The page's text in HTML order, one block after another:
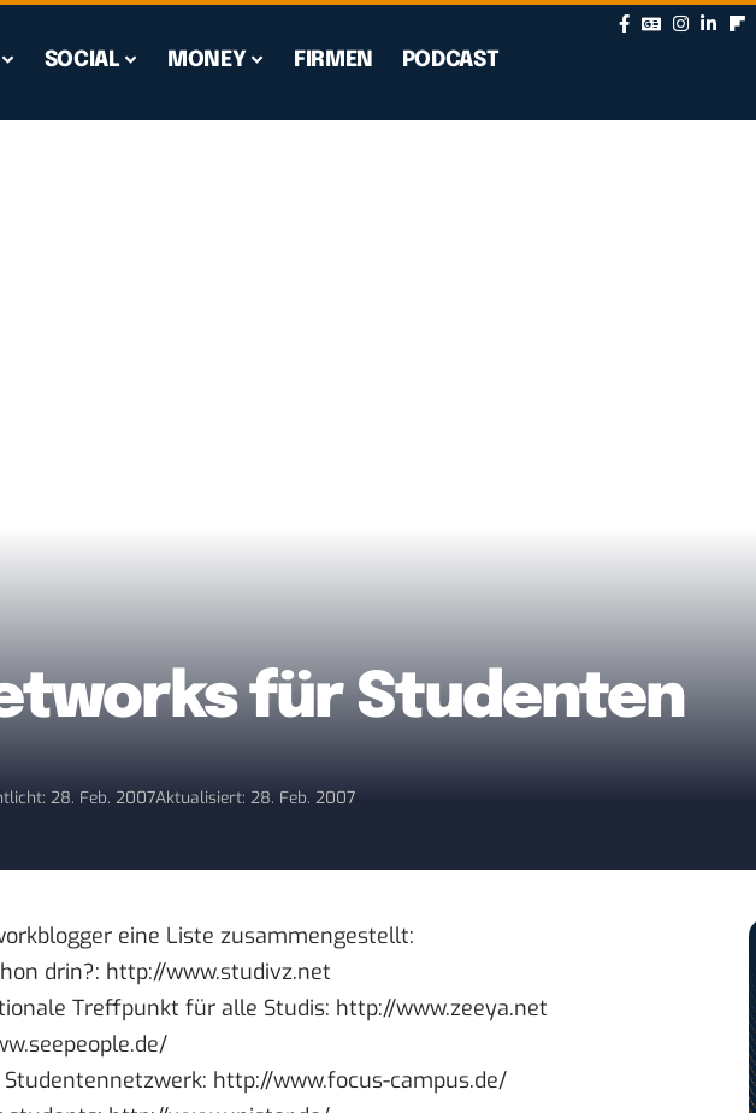
SOCIAL MONEY FIRMEN PODCAST
für Studenten
28. Feb. 2007Aktualisiert: 28. Feb. 2007
eine Liste zusammengestellt:
drin?: http://www.studivz.net
Treffpunkt für alle Studis: http://www.zeeya.net
http://www.focus-campus.de/